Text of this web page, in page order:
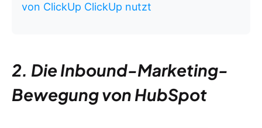
von ClickUp ClickUp nutzt
2. Die Inbound-Marketing-
Bewegung von HubSpot